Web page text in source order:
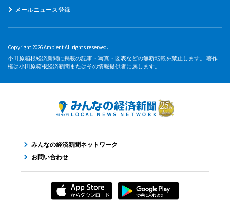
メールニュース登録
Copyright 2026 Ambient All rights reserved.
小田原箱根経済新聞に掲載の記事・写真・図表などの無断転載を禁止します。 著作
権は小田原箱根経済新聞またはその情報提供者に属します。
みんなの経済新聞ネットワーク
お問い合わせ